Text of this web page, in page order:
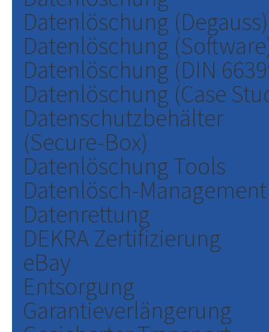
Datenlöschung (Degauss)
Datenlöschung
Datenlöschung (DIN
Datenlöschung (Case
Datenschutzbehälter
(Secure-Box)
Datenlöschung Tools
Datenlösch-Management
Datenrettung
DEKRA Zertifizierung
eBay
Entsorgung
Garantieverlängerung